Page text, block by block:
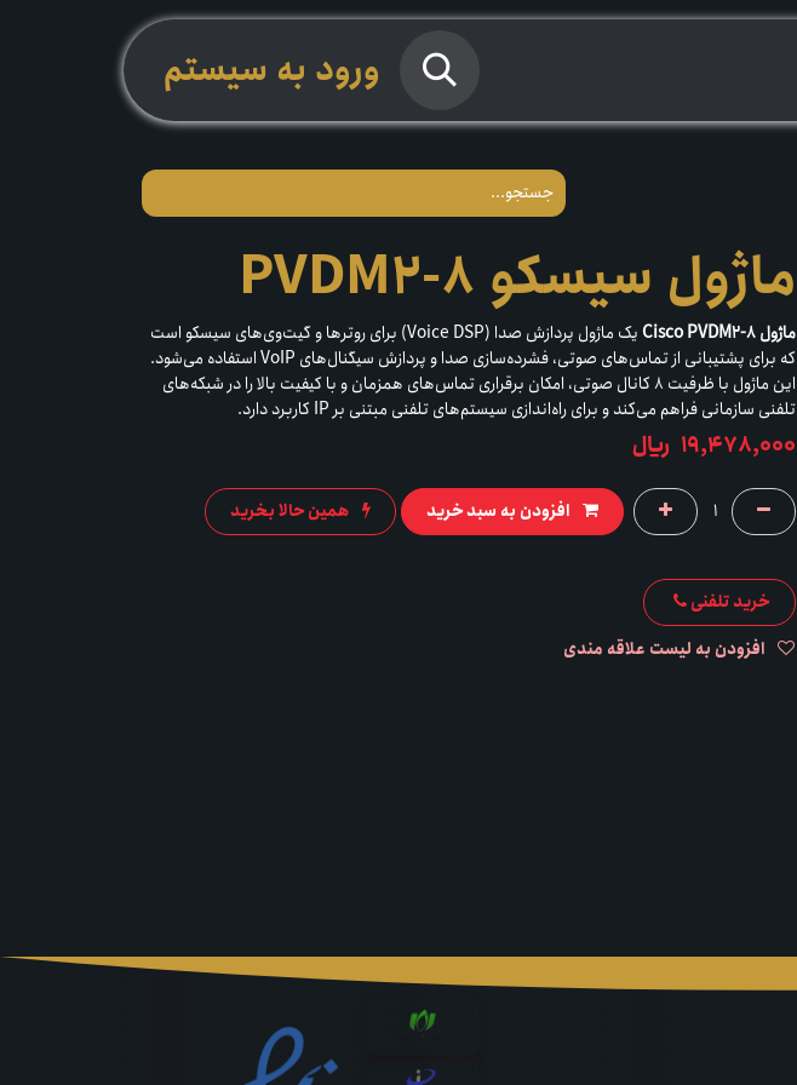
ورود به سیستم
ماژول سیسکو PVDM2-8
ماژول Cisco PVDM2-8
یک ماژول پردازش صدا (Voice DSP) برای روترها و گیت‌وی‌های سیسکو است
که برای پشتیبانی از تماس‌های صوتی، فشرده‌سازی صدا و پردازش سیگنال‌های VoIP استفاده می‌شود.
این ماژول با ظرفیت 8 کانال صوتی، امکان برقراری تماس‌های همزمان و با کیفیت بالا را در شبکه‌های
تلفنی سازمانی فراهم می‌کند و برای راه‌اندازی سیستم‌های تلفنی مبتنی بر IP کاربرد دارد.
19,478,000 ﷼
افزودن به سبد خرید همین حالا بخرید
خرید تلفنی